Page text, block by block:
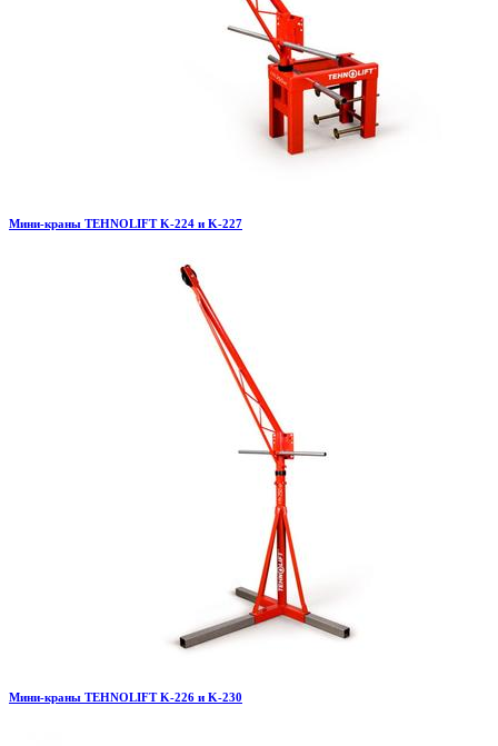
Мини-краны TEHNOLIFT K-224 и K-227
Мини-краны TEHNOLIFT K-226 и K-230